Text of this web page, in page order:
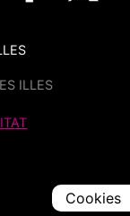
ILLES
Cookies